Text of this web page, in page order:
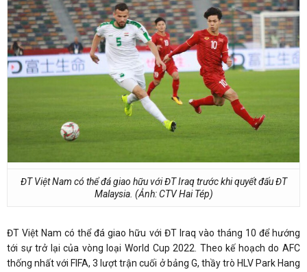
ĐT Việt Nam có thể đá giao hữu với ĐT Iraq trước khi quyết đấu ĐT
Malaysia. (Ảnh: CTV Hai Tép)
ĐT Việt Nam có thể đá giao hữu với ĐT Iraq vào tháng 10 để hướng
tới sự trở lại của vòng loại World Cup 2022. Theo kế hoạch do AFC
thống nhất với FIFA, 3 lượt trận cuối ở bảng G, thầy trò HLV Park Hang